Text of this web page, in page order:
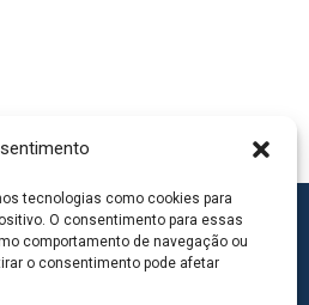
tecnologias como cookies para
O consentimento para essas
comportamento de navegação ou
o consentimento pode afetar